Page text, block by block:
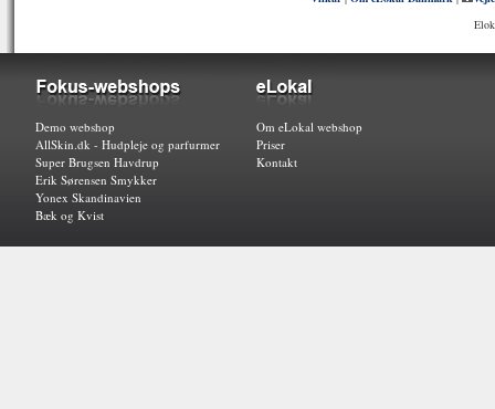
Demo webshop
AllSkin.dk - Hudpleje og parfurmer
Super Brugsen Havdrup
Erik Sørensen Smykker
Yonex Skandinavien
Bæk og Kvist
Om eLokal webshop
Priser
Kontakt